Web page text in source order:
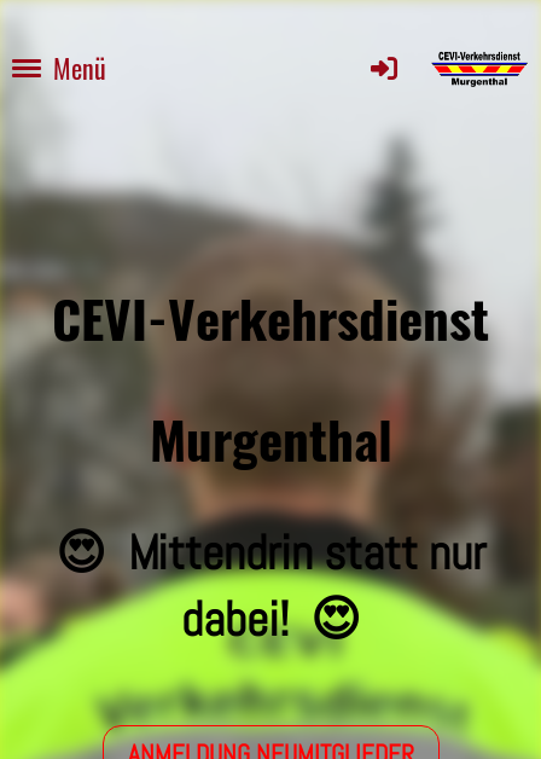
Menü
CEVI-Verkehrsdienst
Murgenthal
😍 Mittendrin statt nur
dabei! 😍